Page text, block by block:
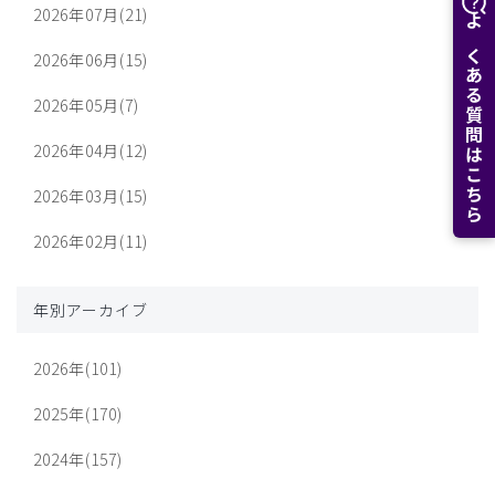
よくある質問はこちら
2026年07月(21)
2026年06月(15)
2026年05月(7)
2026年04月(12)
2026年03月(15)
2026年02月(11)
年別アーカイブ
2026年(101)
2025年(170)
2024年(157)